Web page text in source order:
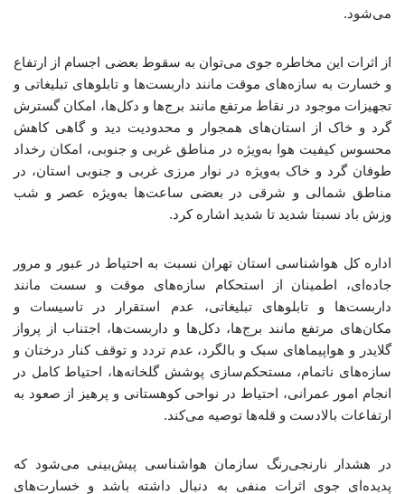
می‌شود.
از اثرات این مخاطره جوی می‌توان به سقوط بعضی اجسام از ارتفاع
و خسارت به سازه‌های موقت مانند داربست‌ها و تابلوهای تبلیغاتی و
تجهیزات موجود در نقاط مرتفع مانند برج‌ها و دکل‌ها، امکان گسترش
گرد و خاک از استان‌های همجوار و محدودیت دید و گاهی کاهش
محسوس کیفیت هوا به‌ویژه در مناطق غربی و جنوبی، امکان رخداد
طوفان گرد و خاک به‌ویژه در نوار مرزی غربی و جنوبی استان، در
مناطق شمالی و شرقی در بعضی ساعت‌ها به‌ویژه عصر و شب
وزش باد نسبتا شدید تا شدید اشاره کرد.
اداره کل هواشناسی استان تهران نسبت به احتیاط در عبور و مرور
جاده‌ای، اطمینان از استحکام سازه‌های موقت و سست مانند
داربست‌ها و تابلوهای تبلیغاتی، عدم استقرار در تاسیسات و
مکان‌های مرتفع مانند برج‌ها، دکل‌ها و داربست‌ها، اجتناب از پرواز
گلایدر و هواپیماهای سبک و بالگرد، عدم تردد و توقف کنار درختان و
سازه‌های ناتمام، مستحکم‌سازی پوشش گلخانه‌ها، احتیاط کامل در
انجام امور عمرانی، احتیاط در نواحی کوهستانی و پرهیز از صعود به
ارتفاعات بالادست و قله‌ها توصیه می‌کند.
در هشدار نارنجی‌رنگ سازمان هواشناسی پیش‌بینی می‌شود که
پدیده‌ای جوی اثرات منفی به دنبال داشته باشد و خسارت‌های